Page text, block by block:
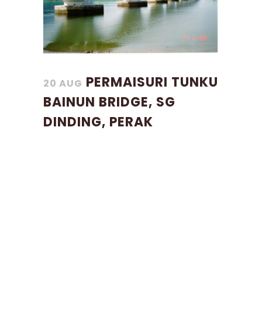
20 AUG PERMAISURI TUNKU
BAINUN BRIDGE, SG
DINDING, PERAK